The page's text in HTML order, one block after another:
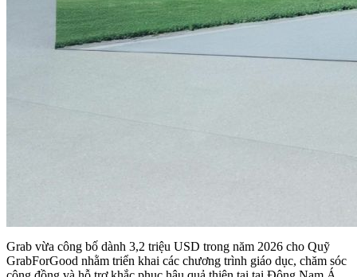
Grab vừa công bố dành 3,2 triệu USD trong năm 2026 cho Quỹ
GrabForGood nhằm triển khai các chương trình giáo dục, chăm sóc